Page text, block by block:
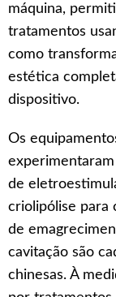
máquina,
tratamentos
como
estética
dispositivo.
Os
de
criolipólise para
de
cavitação são
chinesas. À